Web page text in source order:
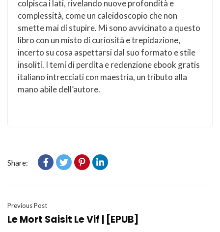
colpisca i lati, rivelando nuove profondità e
complessità, come un caleidoscopio che non
smette mai di stupire. Mi sono avvicinato a questo
libro con un misto di curiosità e trepidazione,
incerto su cosa aspettarsi dal suo formato e stile
insoliti. I temi di perdita e redenzione ebook gratis
italiano intrecciati con maestria, un tributo alla
mano abile dell’autore.
Share:
Previous Post
Le Mort Saisit Le Vif | [EPUB]